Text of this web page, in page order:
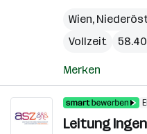
Wien,
Vollzeit
Merken
Leitung